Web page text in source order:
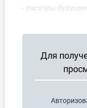
Интернет-магазин
О Системе
Обучение
Тарифы
Тестирование
- расходы будущих
Для